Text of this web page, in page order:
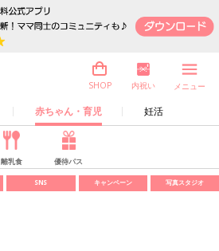
赤ちゃん・育児 妊活
SHOP 内祝い メニュー
離乳食 優待パス
SNS キャンペーン 写真スタジオ